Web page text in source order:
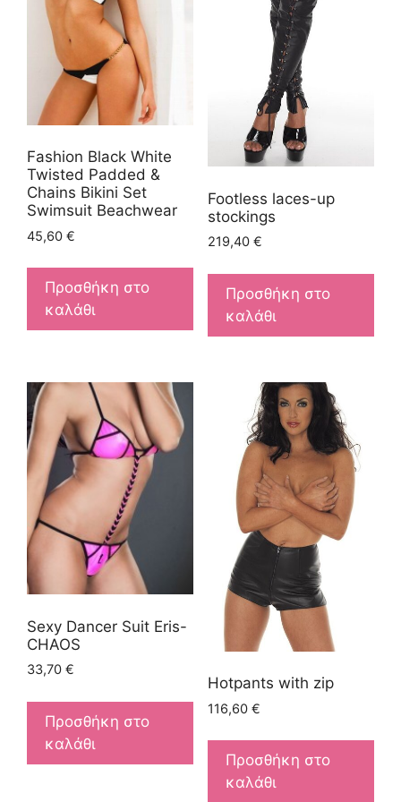
Fashion Black White
Twisted Padded &
Chains Bikini Set
Swimsuit Beachwear
45,60 €
Προσθήκη στο
καλάθι
Footless laces-up
stockings
219,40 €
Προσθήκη στο
καλάθι
Sexy Dancer Suit Eris-
CHAOS
33,70 €
Προσθήκη στο
καλάθι
Hotpants with zip
116,60 €
Προσθήκη στο
καλάθι